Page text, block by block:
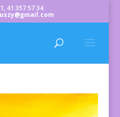
41 357 57 34